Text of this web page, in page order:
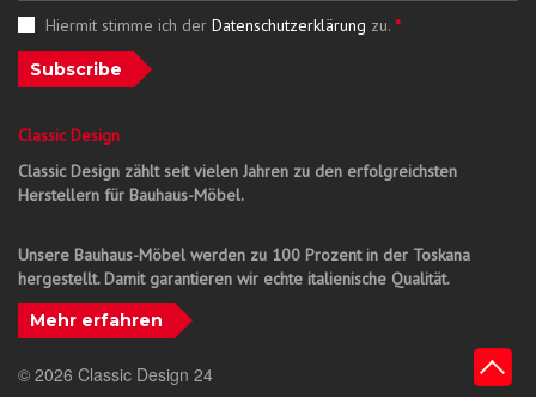
Hiermit stimme ich der Datenschutzerklärung zu. *
Subscribe
Classic Design
Classic Design zählt seit vielen Jahren zu den erfolgreichsten
Herstellern für Bauhaus-Möbel.
Unsere Bauhaus-Möbel werden zu 100 Prozent in der Toskana
hergestellt. Damit garantieren wir echte italienische Qualität.
Mehr erfahren
© 2026 Classic Design 24